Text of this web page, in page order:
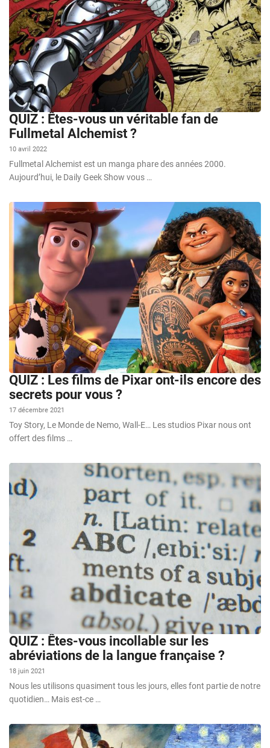
QUIZ : Êtes-vous un véritable fan de
Fullmetal Alchemist ?
10 avril 2022
Fullmetal Alchemist est un manga phare des années 2000.
Aujourd’hui, le Daily Geek Show vous …
QUIZ : Les films de Pixar ont-ils encore des
secrets pour vous ?
17 décembre 2021
Toy Story, Le Monde de Nemo, Wall-E… Les studios Pixar nous ont
offert des films …
QUIZ : Êtes-vous incollable sur les
abréviations de la langue française ?
18 juin 2021
Nous les utilisons quasiment tous les jours, elles font partie de notre
quotidien… Mais est-ce …